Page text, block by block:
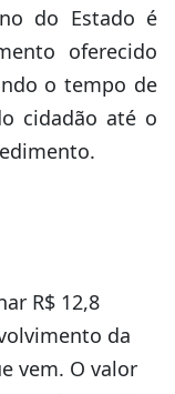
do Estado é
oferecido
o tempo de
cidadão até o
R$ 12,8
da
vem. O valor